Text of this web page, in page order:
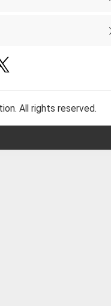
All rights reserved.